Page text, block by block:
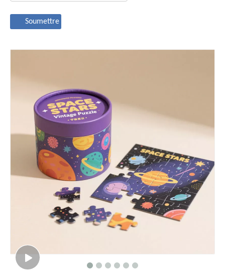
Soumettre